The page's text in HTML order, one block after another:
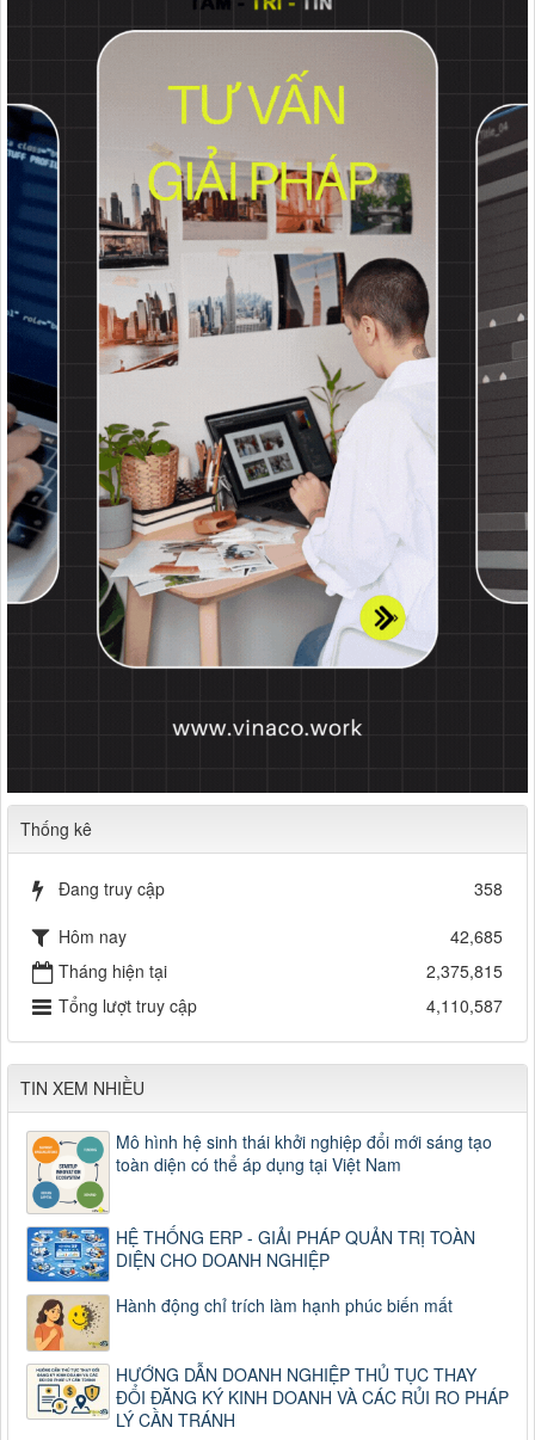
Thống kê
Đang truy cập
358
Hôm nay
42,685
Tháng hiện tại
2,375,815
Tổng lượt truy cập
4,110,587
TIN XEM NHIỀU
Mô hình hệ sinh thái khởi nghiệp đổi mới sáng tạo
toàn diện có thể áp dụng tại Việt Nam
HỆ THỐNG ERP - GIẢI PHÁP QUẢN TRỊ TOÀN
DIỆN CHO DOANH NGHIỆP
Hành động chỉ trích làm hạnh phúc biến mất
HƯỚNG DẪN DOANH NGHIỆP THỦ TỤC THAY
ĐỔI ĐĂNG KÝ KINH DOANH VÀ CÁC RỦI RO PHÁP
LÝ CẦN TRÁNH